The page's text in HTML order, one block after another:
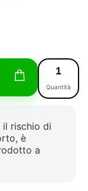
Quantità
il rischio di
è
a